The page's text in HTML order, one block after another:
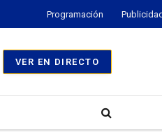
Programación
VER EN DIRECTO